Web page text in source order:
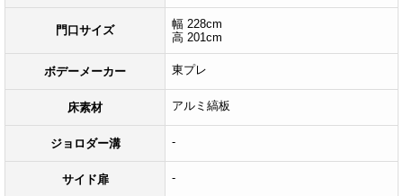
門口サイズ
幅 228cm
高 201cm
ボデーメーカー 東プレ
床素材 アルミ縞板
ジョロダー溝 -
サイド扉 -